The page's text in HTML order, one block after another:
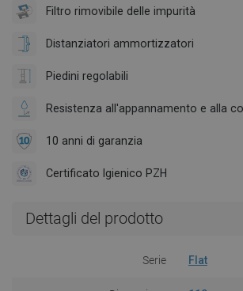
Filtro rimovibile delle impurità
Distanziatori ammortizzatori
Piedini regolabili
Resistenza all'appannamento e alla
10 anni di garanzia
Certificato Igienico PZH
Dettagli del prodotto
Serie Flat